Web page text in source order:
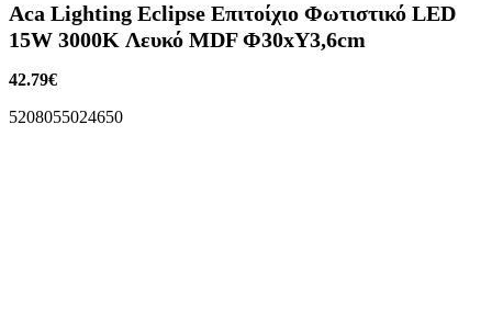
Aca Lighting Eclipse Επιτοίχιο Φωτιστικό LED
15W 3000K Λευκό MDF Φ30xΥ3,6cm
42.79€
5208055024650